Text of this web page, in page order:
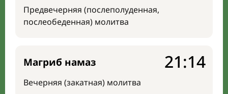
Предвечерняя (послеполуденная,
послеобеденная) молитва
Магриб намаз
Вечерняя (закатная) молитва
21:14